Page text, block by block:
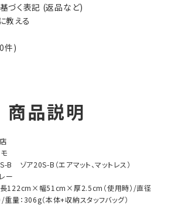
づく表記 (返品など)
教える
件)
商品説明
ゾア20S-B（エアマット、マットレス）
ー
長122cm×幅51cm×厚2.5cm（使用時）/直径
量：306g（本体+収納スタッフバッグ）